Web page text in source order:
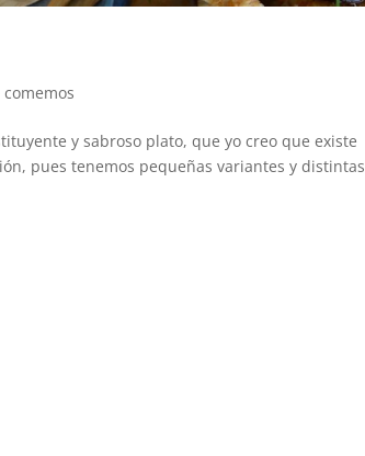
comemos
y sabroso plato, que yo creo que existe
pues tenemos pequeñas variantes y distintas